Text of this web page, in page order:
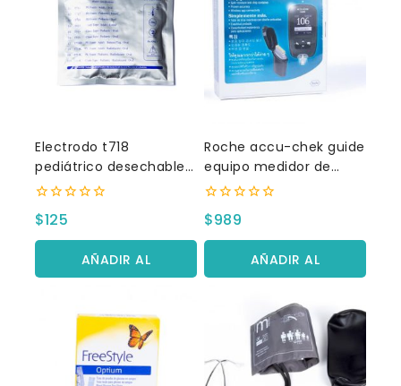
Electrodo t718
pediátrico desechable
c/50 pzas.
0
fuera
de
$125
AÑADIR AL
CARRITO
Roche accu-chek guide
equipo medidor de
glucosa
0
fuera
de
$989
AÑADIR AL
CARRITO